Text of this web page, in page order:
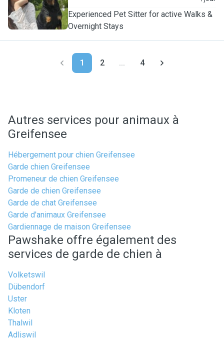
Experienced Pet Sitter for active Walks &
Overnight Stays
1 2 ... 4
Autres services pour animaux à
Greifensee
Hébergement pour chien Greifensee
Garde chien Greifensee
Promeneur de chien Greifensee
Garde de chien Greifensee
Garde de chat Greifensee
Garde d'animaux Greifensee
Gardiennage de maison Greifensee
Pawshake offre également des
services de garde de chien à
Volketswil
Dübendorf
Uster
Kloten
Thalwil
Adliswil